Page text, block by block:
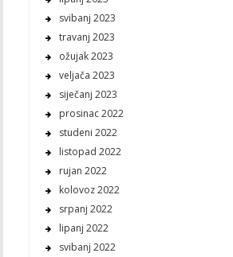
svibanj 2023
travanj 2023
ožujak 2023
veljača 2023
siječanj 2023
prosinac 2022
studeni 2022
listopad 2022
rujan 2022
kolovoz 2022
srpanj 2022
lipanj 2022
svibanj 2022